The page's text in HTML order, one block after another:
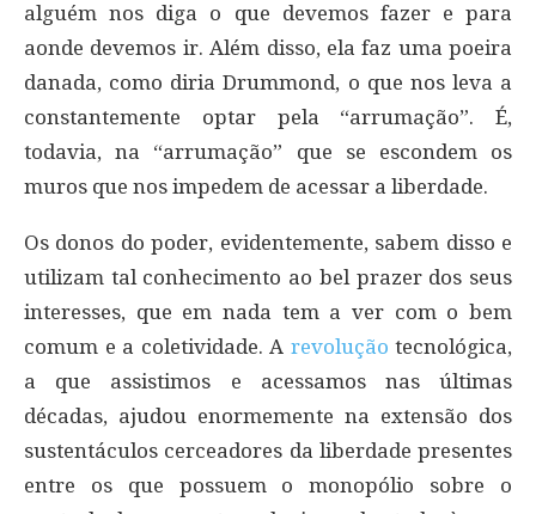
alguém nos diga o que devemos fazer e para
aonde devemos ir. Além disso, ela faz uma poeira
danada, como diria Drummond, o que nos leva a
constantemente optar pela “arrumação”. É,
todavia, na “arrumação” que se escondem os
muros que nos impedem de acessar a liberdade.
Os donos do poder, evidentemente, sabem disso e
utilizam tal conhecimento ao bel prazer dos seus
interesses, que em nada tem a ver com o bem
comum e a coletividade. A revolução tecnológica,
a que assistimos e acessamos nas últimas
décadas, ajudou enormemente na extensão dos
sustentáculos cerceadores da liberdade presentes
entre os que possuem o monopólio sobre o